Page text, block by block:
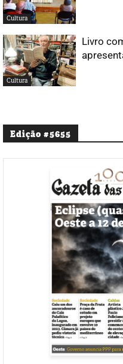
Cultura
Cultura
Livro
Edição #5655